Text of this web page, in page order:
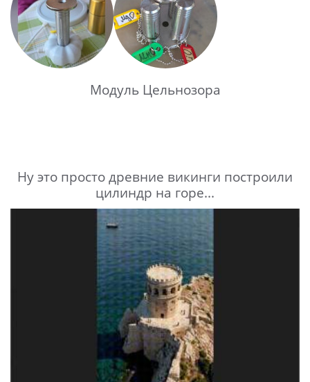
Модуль Цельнозора
Ну это просто древние викинги построили
цилиндр на горе...